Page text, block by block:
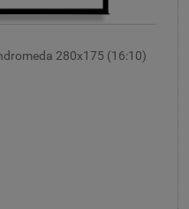
280x175 (16:10)